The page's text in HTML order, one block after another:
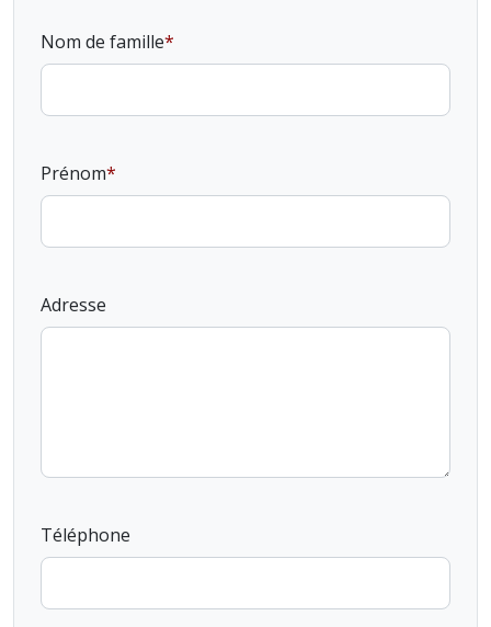
Nom de famille
Prénom
Adresse
Téléphone